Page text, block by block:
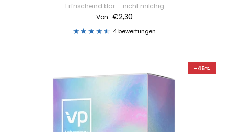
Erfrischend klar – nicht milchig
Von €2,30
4 bewertungen
-45%